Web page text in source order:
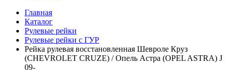
Главная
Каталог
Рулевые рейки
Рулевые рейки с ГУР
Рейка рулевая восстановленная Шевроле Круз
(CHEVROLET CRUZE) / Опель Астра (OPEL ASTRA) J
09-